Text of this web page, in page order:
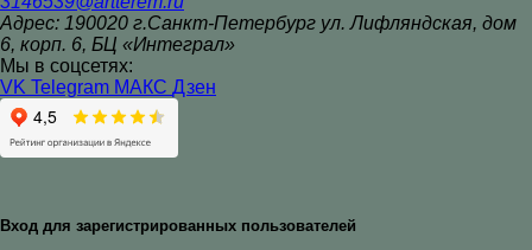
Адрес: 190020 г.Санкт-Петербург ул. Лифляндская, дом
6, корп. 6, БЦ «Интеграл»
Мы в соцсетях:
VK Telegram МАКС Дзен
Вход для зарегистрированных пользователей